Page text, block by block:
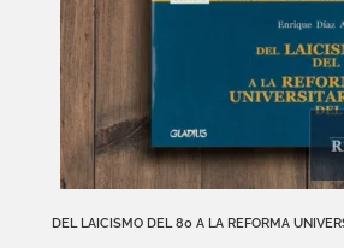
DEL LAICISMO DEL 80 A LA REFORMA